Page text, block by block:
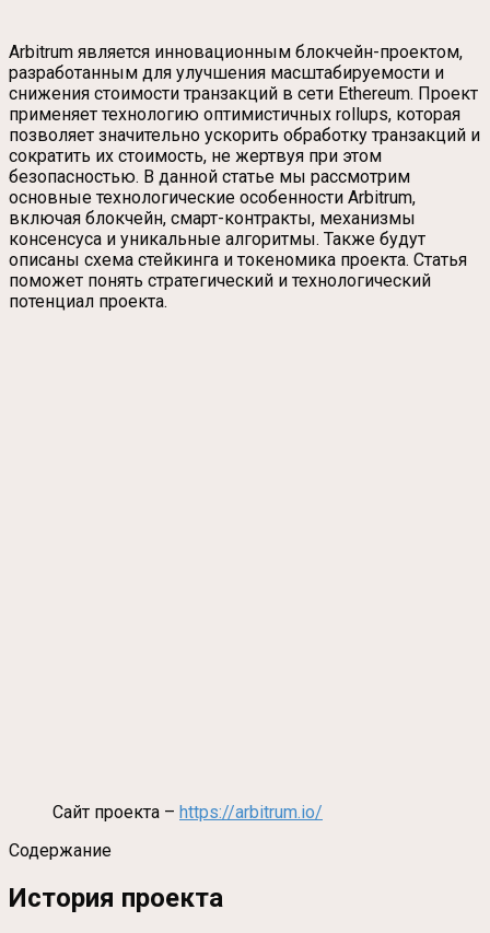
Arbitrum является инновационным блокчейн-проектом,
разработанным для улучшения масштабируемости и
снижения стоимости транзакций в сети Ethereum. Проект
применяет технологию оптимистичных rollups, которая
позволяет значительно ускорить обработку транзакций и
сократить их стоимость, не жертвуя при этом
безопасностью. В данной статье мы рассмотрим
основные технологические особенности Arbitrum,
включая блокчейн, смарт-контракты, механизмы
консенсуса и уникальные алгоритмы. Также будут
описаны схема стейкинга и токеномика проекта. Статья
поможет понять стратегический и технологический
потенциал проекта.
Сайт проекта – https://arbitrum.io/
Содержание
История проекта